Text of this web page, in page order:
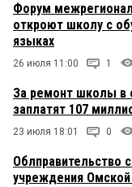
Форум
откроют школу с
языках
26 июля 11:00 1
За ремонт школы в
заплатят 107
23 июля 18:01 0
Облправительство
учреждения